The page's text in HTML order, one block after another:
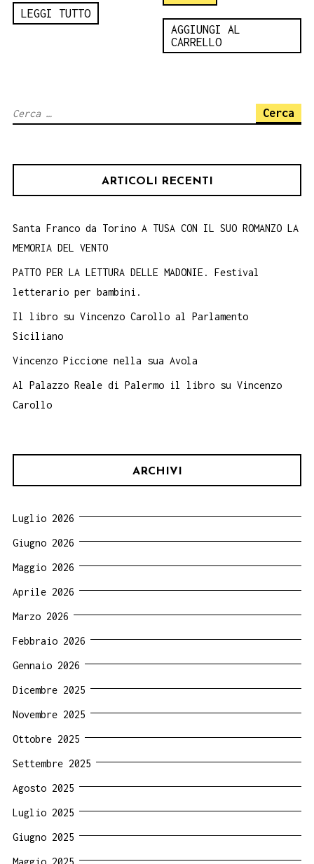
LEGGI TUTTO
AGGIUNGI AL
CARRELLO
Ricerca
ARTICOLI RECENTI
Santa Franco da Torino A TUSA CON IL SUO ROMANZO LA
MEMORIA DEL VENTO
PATTO PER LA LETTURA DELLE MADONIE. Festival
letterario per bambini.
Il libro su Vincenzo Carollo al Parlamento
Siciliano
Vincenzo Piccione nella sua Avola
Al Palazzo Reale di Palermo il libro su Vincenzo
Carollo
ARCHIVI
Luglio 2026
Giugno 2026
Maggio 2026
Aprile 2026
Marzo 2026
Febbraio 2026
Gennaio 2026
Dicembre 2025
Novembre 2025
Ottobre 2025
Settembre 2025
Agosto 2025
Luglio 2025
Giugno 2025
Maggio 2025